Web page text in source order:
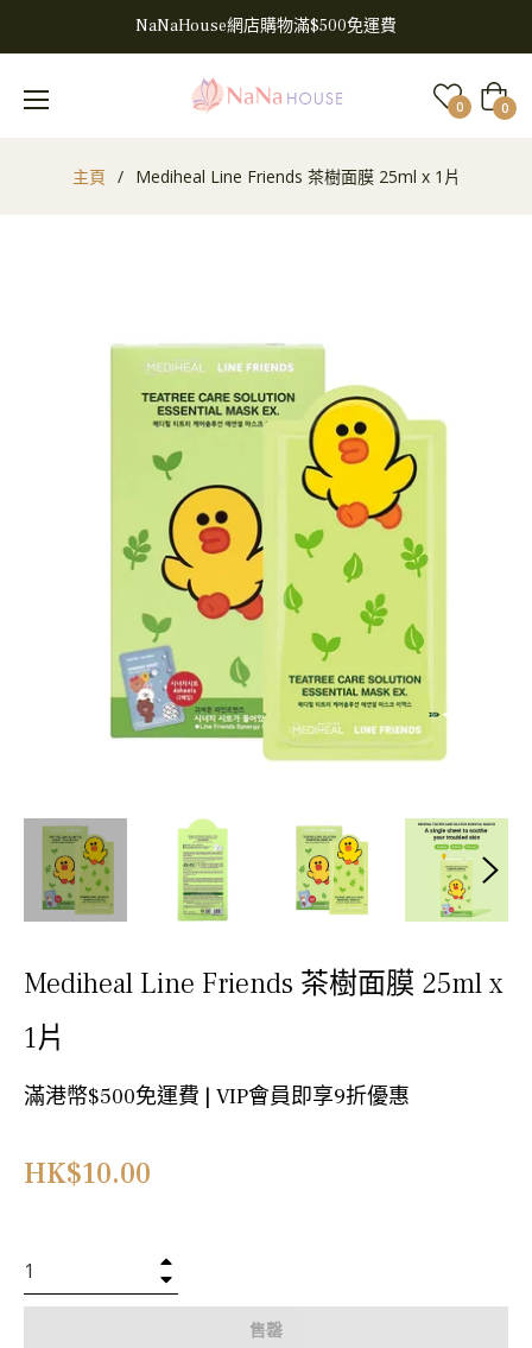
NaNaHouse網店購物滿$500免運費
0 大
車 0
主頁 / Mediheal Line Friends 茶樹面膜 25ml x 1片
Mediheal Line Friends 茶樹面膜 25ml x
1片
滿港幣$500免運費 | VIP會員即享9折優惠
正
HK$10.00
售罄